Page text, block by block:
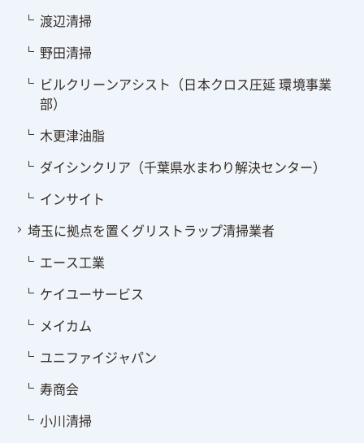
渡辺清掃
野田清掃
ビルクリーンアシスト（日本クロス圧延 環境事業
部）
木更津油脂
ダイシンクリア（千葉県水まわり解決センター）
インサイト
埼玉に拠点を置くグリストラップ清掃業者
エース工業
ケイユーサービス
メイカム
ユニファイジャパン
寿商会
小川清掃